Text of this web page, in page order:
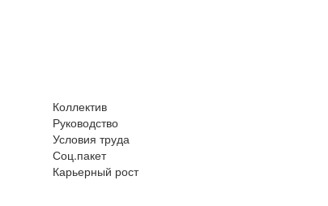
Коллектив
Руководство
Условия труда
Соц.пакет
Карьерный рост